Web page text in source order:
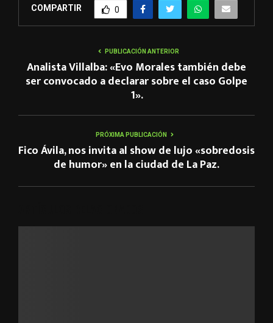
COMPARTIR 0
PUBLICACIÓN ANTERIOR
Analista Villalba: «Evo Morales también debe
ser convocado a declarar sobre el caso Golpe
1».
PRÓXIMA PUBLICACIÓN
Fico Ávila, nos invita al show de lujo «sobredosis
de humor» en la ciudad de La Paz.